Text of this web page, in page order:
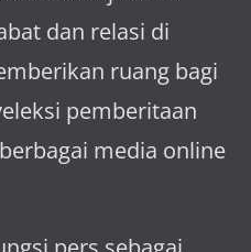
dan relasi di
ruang bagi
pemberitaan
media online